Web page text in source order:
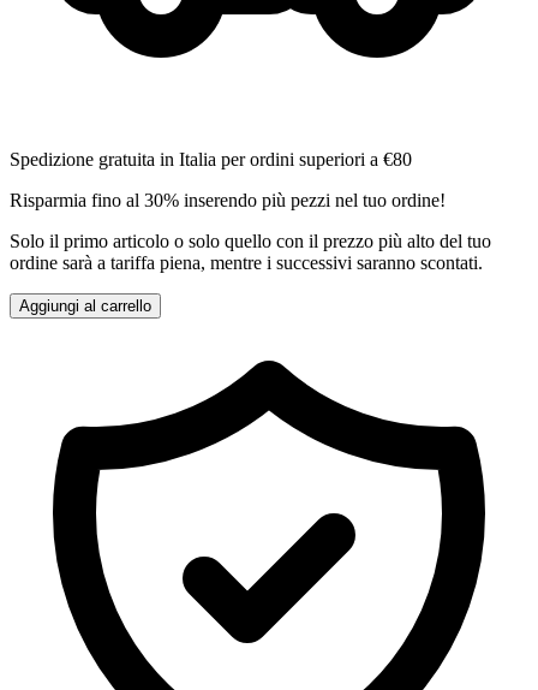
Spedizione gratuita in Italia per ordini superiori a €80
Risparmia fino al 30% inserendo più pezzi nel tuo ordine!
Solo il primo articolo o solo quello con il prezzo più alto del tuo
ordine sarà a tariffa piena, mentre i successivi saranno scontati.
Aggiungi al carrello